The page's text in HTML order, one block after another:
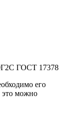
ГОСТ 17378
его
это можно